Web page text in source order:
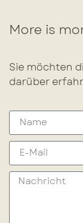
More is
Sie möchten
darüber